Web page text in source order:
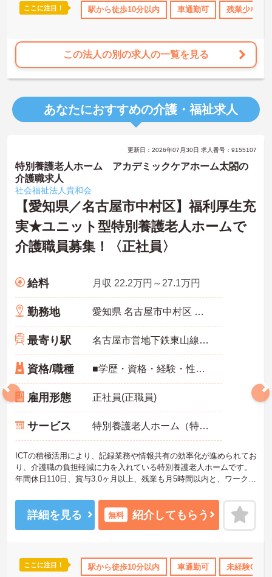
得サポート 研修制度あり 産休･育休･介護休暇取得実績あり
ここに注目！ 駅から徒歩10分以内 車通勤可 残業少なめ
この法人の別の求人の一覧を見る
あなたにおすすめの介護・福祉求人
寮・借り上げ 託児所・育児補助 無資格OK 年間休日
更新日：2026年07月30日 求人番号：9155107
特別養護老人ホーム アカデミックケアホーム太閤の
介護職求人
社会福祉法人貴和会
【愛知県／名古屋市中村区】福利厚生充
実★ユニット型特別養護老人ホームで
介護職員募集！〈正社員〉
給料 月収 22.2万円～27.1万円
勤務地 愛知県 名古屋市中村区 日吉町22番地の2 アカデミックケアホーム太閤
最寄り駅 名古屋市営地下鉄東山線「中村日赤駅」徒歩7分
資格/職種 ■学歴・資格・経験・性別不問
雇用形態 正社員(正職員)
サービス 特別養護老人ホーム（特養）
ICTの積極活用により、記録業務や情報共有の効率化が進められてお
り、介護職の負担軽減に力を入れている特別養護老人ホームです。
年間休日110日、賞与3.0ヶ月以上、残業も月5時間以内と、ワークラ
間のショート夜勤で、一般的な長時間夜勤に比べて身体的負担が少
ない点も魅力。さらに、誕生日お祝金や3年ごとのリフレッシュ休暇
（7日間付与）など福利厚生も充実しており、長く安心して働ける職
詳細を見る 無料 紹介してもらう
ここに注目！ 駅から徒歩10分以内 車通勤可 未経験OK